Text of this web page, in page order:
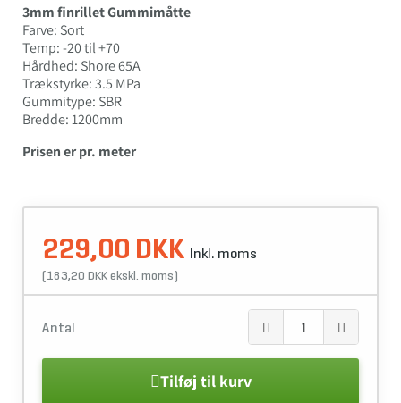
3mm finrillet Gummimåtte
Farve: Sort
Temp: -20 til +70
Hårdhed: Shore 65A
Trækstyrke: 3.5 MPa
Gummitype: SBR
Bredde: 1200mm
Prisen er pr. meter
229,00 DKK Inkl. moms
(183,20 DKK ekskl. moms)
Antal
Tilføj til kurv